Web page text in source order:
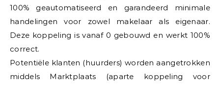
100% geautomatiseerd en garandeerd minimale
handelingen voor zowel makelaar als eigenaar.
Deze koppeling is vanaf 0 gebouwd en werkt 100%
correct.
Potentiële klanten (huurders) worden aangetrokken
middels Marktplaats (aparte koppeling voor